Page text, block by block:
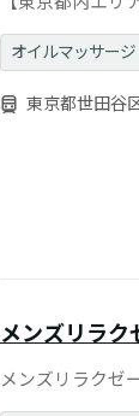
オイルマッサージ
東京都世田谷
メンズリラ
メンズリラクゼ